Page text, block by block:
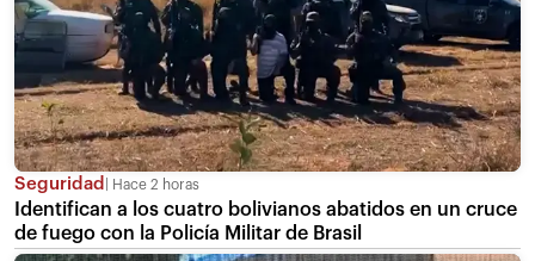
Seguridad Hace 2 horas
Identifican a los cuatro bolivianos abatidos en un cruce
de fuego con la Policía Militar de Brasil